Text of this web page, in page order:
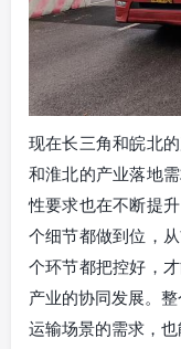
现在长三角和皖北
和淮北的产业落地
性要求也在不断提
个细节都做到位，
个环节都把控好，
产业的协同发展。
运输场景的需求，也